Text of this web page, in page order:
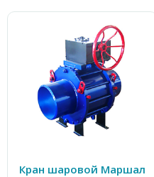
Кран шаровой Маршал